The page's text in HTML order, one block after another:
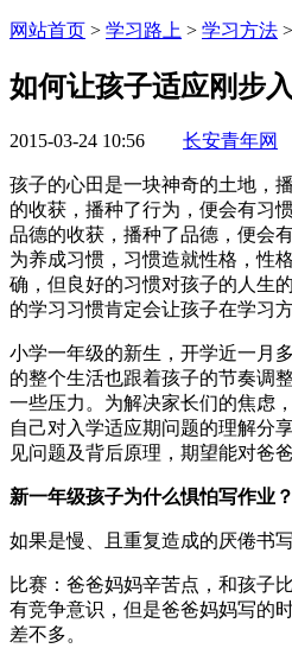
网站首页 > 学习路上 > 学习方法 >
如何让孩子适应刚步
2015-03-24 10:56 长安青年网
孩子的心田是一块神奇的土地，
的收获，播种了行为，便会有习
品德的收获，播种了品德，便会
为养成习惯，习惯造就性格，性
确，但良好的习惯对孩子的人生
的学习习惯肯定会让孩子在学习
小学一年级的新生，开学近一月
的整个生活也跟着孩子的节奏调
一些压力。为解决家长们的焦虑
自己对入学适应期问题的理解分
见问题及背后原理，期望能对爸
新一年级孩子为什么惧怕写作业？
如果是慢、且重复造成的厌倦书
比赛：爸爸妈妈辛苦点，和孩子
有竞争意识，但是爸爸妈妈写的
差不多。